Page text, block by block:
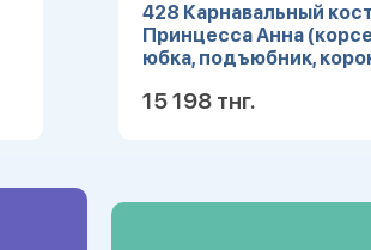
428 Карнавальный
Принцесса Анна
юбка, подъюбник,
15 198 тнг.